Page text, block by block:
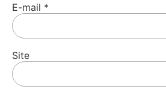
E-mail *
Site